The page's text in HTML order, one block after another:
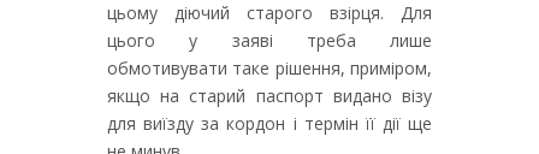
цьому діючий старого взірця. Для
цього у заяві треба лише
обмотивувати таке рішення, приміром,
якщо на старий паспорт видано візу
для виїзду за кордон і термін її дії ще